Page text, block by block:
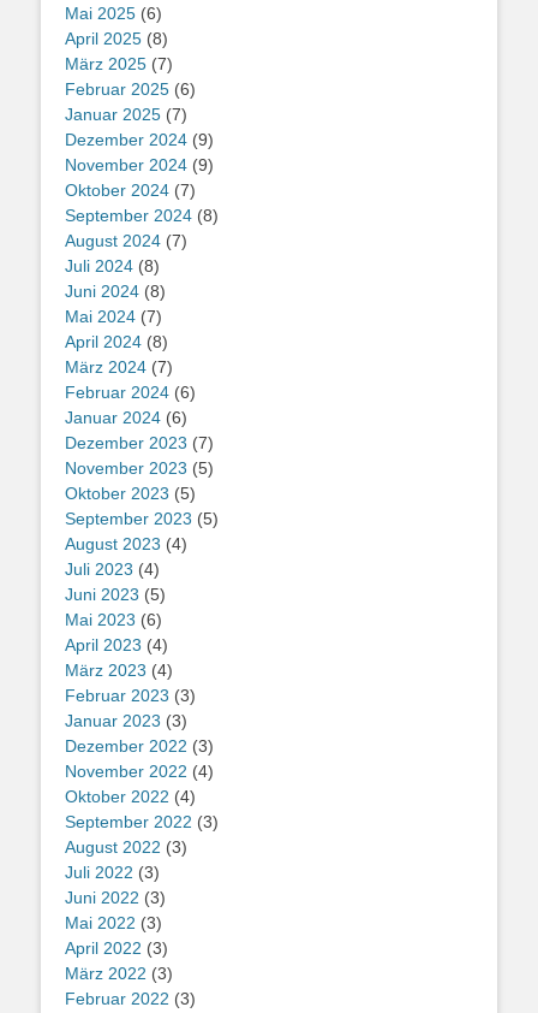
Mai 2025 (6)
April 2025 (8)
März 2025 (7)
Februar 2025 (6)
Januar 2025 (7)
Dezember 2024 (9)
November 2024 (9)
Oktober 2024 (7)
September 2024 (8)
August 2024 (7)
Juli 2024 (8)
Juni 2024 (8)
Mai 2024 (7)
April 2024 (8)
März 2024 (7)
Februar 2024 (6)
Januar 2024 (6)
Dezember 2023 (7)
November 2023 (5)
Oktober 2023 (5)
September 2023 (5)
August 2023 (4)
Juli 2023 (4)
Juni 2023 (5)
Mai 2023 (6)
April 2023 (4)
März 2023 (4)
Februar 2023 (3)
Januar 2023 (3)
Dezember 2022 (3)
November 2022 (4)
Oktober 2022 (4)
September 2022 (3)
August 2022 (3)
Juli 2022 (3)
Juni 2022 (3)
Mai 2022 (3)
April 2022 (3)
März 2022 (3)
Februar 2022 (3)